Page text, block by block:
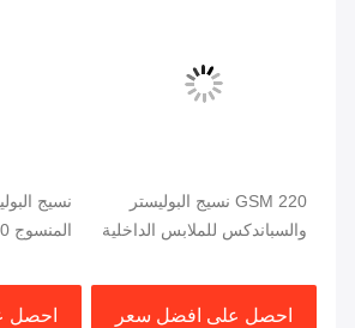
220 GSM نسيج البوليستر
والسباندكس للملابس الداخلية
احصل على افضل سعر
نسيج
احصل